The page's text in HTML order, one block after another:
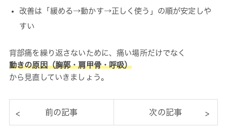
改善は「緩める→動かす→正しく使う」の順が安定しや
すい
背部痛を繰り返さないために、痛い場所だけでなく
動きの原因（胸郭・肩甲骨・呼吸）
から見直していきましょう。